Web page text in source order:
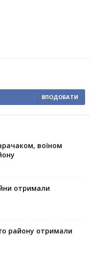
ВПОДОБАТИ
воїном
отримали
району отримали